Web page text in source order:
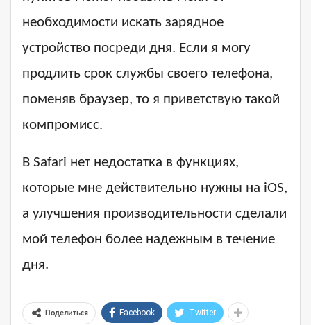
необходимости искать зарядное
устройство посреди дня. Если я могу
продлить срок службы своего телефона,
поменяв браузер, то я приветствую такой
компромисс.
В Safari нет недостатка в функциях,
которые мне действительно нужны на iOS,
а улучшения производительности сделали
мой телефон более надежным в течение
дня.
Поделиться Facebook Twitter